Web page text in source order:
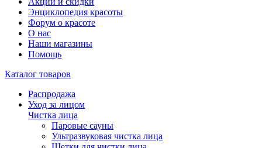
Энциклопедия красоты
Форум о красоте
О нас
Наши магазины
Помощь
Каталог товаров
Распродажа
Уход за лицом
Чистка лица
Паровые сауны
Ультразвуковая чистка лица